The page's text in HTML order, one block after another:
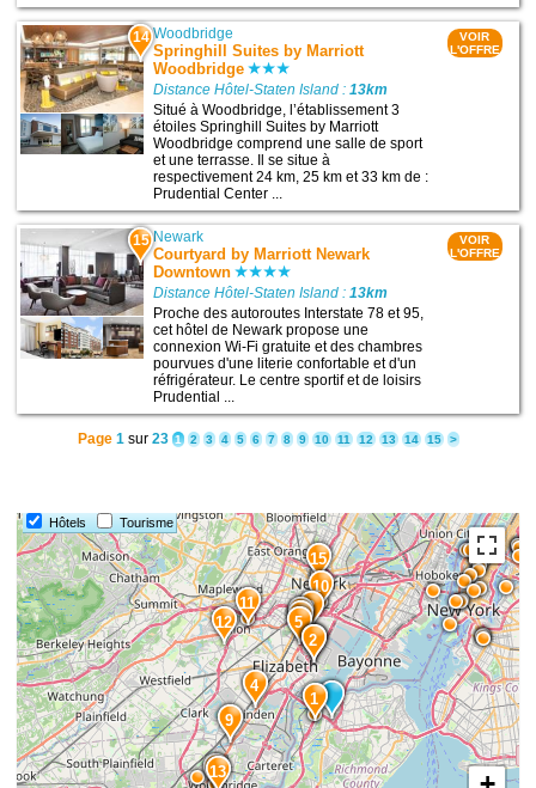
14 Woodbridge
Springhill Suites by Marriott
Woodbridge
Distance Hôtel-Staten Island :13km
Situé à Woodbridge, l’établissement 3
étoiles Springhill Suites by Marriott
Woodbridge comprend une salle de sport
et une terrasse. Il se situe à
respectivement 24 km, 25 km et 33 km de :
Prudential Center ...
VOIR
L'OFFRE
15 Newark
Courtyard by Marriott Newark
Downtown
Distance Hôtel-Staten Island :13km
Proche des autoroutes Interstate 78 et 95,
cet hôtel de Newark propose une
connexion Wi-Fi gratuite et des chambres
pourvues d'une literie confortable et d'un
réfrigérateur. Le centre sportif et de loisirs
Prudential ...
VOIR
L'OFFRE
Page 1sur 23 1 2 3 4 5 6 7 8 9 10 11 12 13 14 15 >
Hôtels Tourisme
15
14
13
12
11
10
9
8
7
6
5
4
3
2
1